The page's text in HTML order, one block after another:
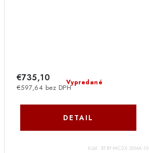
Vypredané
€597,64 bez DPH
€735,10
DETAIL
Kód: BTRY-MC2X-35MA-10